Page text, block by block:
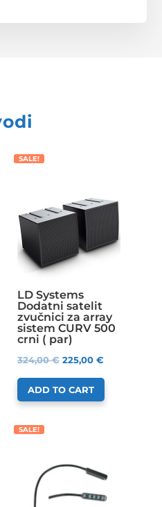
SALE!
LD Systems
Dodatni satelit
zvučnici za array
sistem CURV 500
crni ( par)
324,00€ 225,00 €
ADD TO CART
SALE!